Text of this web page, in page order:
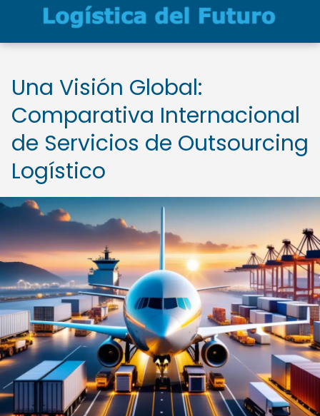
Una Visión Global:
Comparativa Internacional
de Servicios de Outsourcing
Logístico